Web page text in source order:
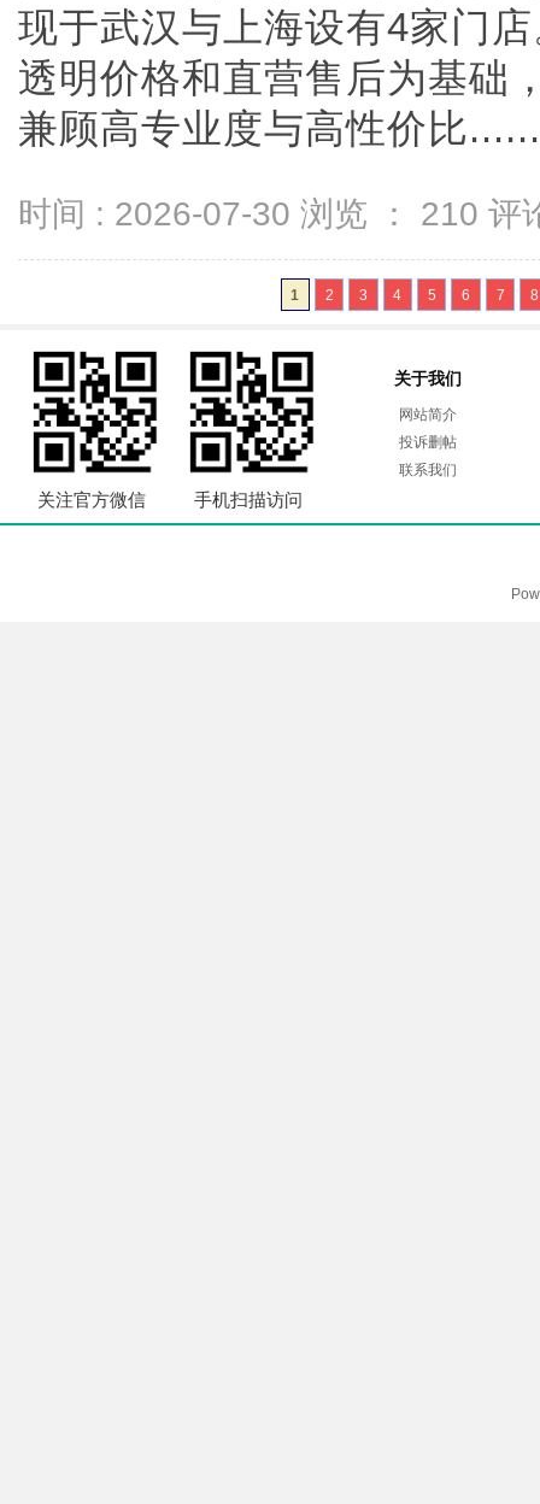
现于武汉与上海设有4家门
透明价格和直营售后为基础
兼顾高专业度与高性价比......
时间 : 2026-07-30 浏览 ： 210 评
1 2 3 4 5 6 7 8
关注官方微信 手机扫描访问
关于我们
网站简介
投诉删帖
联系我们